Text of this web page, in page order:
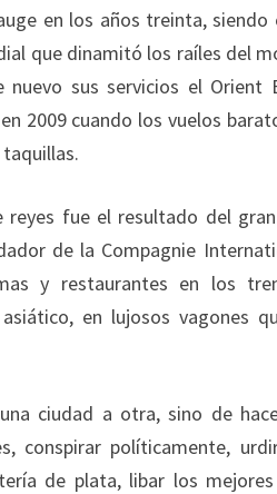
en los años treinta,
que dinamitó los raíles del
nuevo sus servicios el Orient
2009 cuando los vuelos
fue el resultado del
de la Compagnie
y restaurantes en los
en lujosos vagones
ciudad a otra, sino de
conspirar políticamente,
de plata, libar los